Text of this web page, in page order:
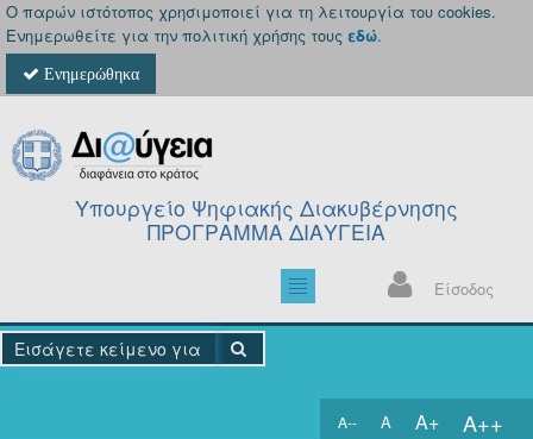
Ο παρών ιστότοπος χρησιμοποιεί για τη λειτουργία του cookies.
Ενημερωθείτε για την πολιτική χρήσης τους εδώ.
Ενημερώθηκα
Υπουργείο Ψηφιακής Διακυβέρνησης
ΠΡΟΓΡΑΜΜΑ ΔΙΑΥΓΕΙΑ
Είσοδος
A-- A A+ A++